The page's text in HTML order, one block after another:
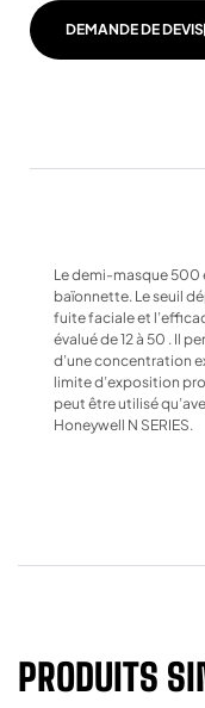
DEMANDE DE DEVIS
Le demi-masque 500
baïonnette. Le seuil
fuite faciale et
évalué de 12 à 50 . Il
d’une concentration
limite d’exposition
peut être utilisé
Honeywell N SERIES.
PRODUITS